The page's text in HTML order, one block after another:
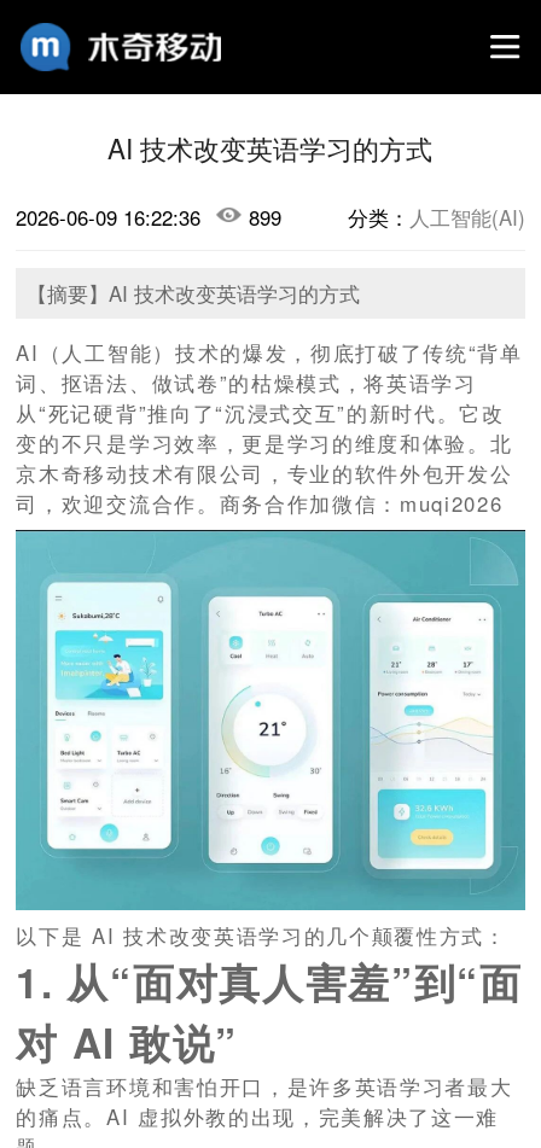
AI 技术改变英语学习的方式
2026-06-09 16:22:36 899 分类： 人工智能(AI)
【摘要】​AI 技术改变英语学习的方式
AI（人工智能）技术的爆发，彻底打破了传统“背单
词、抠语法、做试卷”的枯燥模式，将英语学习
从“死记硬背”推向了“沉浸式交互”的新时代。它改
变的不只是学习效率，更是学习的维度和体验。北
京木奇移动技术有限公司，专业的软件外包开发公
司，欢迎交流合作。商务合作加微信：muqi2026
以下是 AI 技术改变英语学习的几个颠覆性方式：
1. 从“面对真人害羞”到“面
对 AI 敢说”
缺乏语言环境和害怕开口，是许多英语学习者最大
的痛点。AI 虚拟外教的出现，完美解决了这一难